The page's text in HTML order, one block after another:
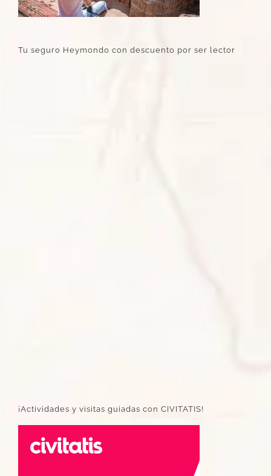
Tu seguro Heymondo con descuento por ser lector
¡Actividades y visitas guiadas con CIVITATIS!